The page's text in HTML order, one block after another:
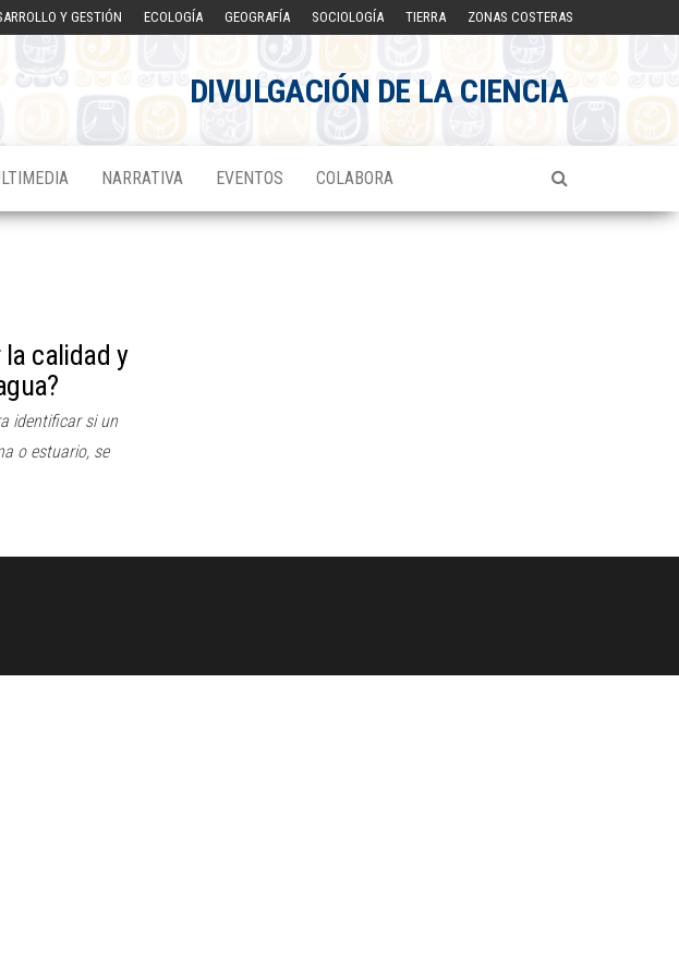
Y GESTIÓN ECOLOGÍA GEOGRAFÍA SOCIOLOGÍA TIERRA ZONAS COSTERAS
DIVULGACIÓN DE LA CIENCIA
NARRATIVA EVENTOS COLABORA
calidad y
identificar si un
o estuario, se